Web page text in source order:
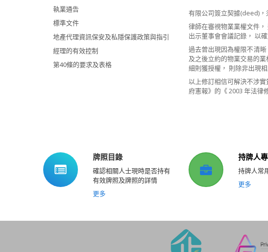
執業通告
標準文件
地產代理資訊保安及私隱保護政策與指引
經理的有效控制
第40條的要求及表格
有限公司簽立契據(deed)
律師在審視物業業權文件
出示董事會會議記錄， 以
過去曾出現因為權限不清
及之後立約的物業交易的
細則獲授權， 則除非出現
以上修訂相信可解決不涉
府憲報》的《 2003 年法律
牌照目錄
確認相關人士現時是否持有
有效牌照及牌照的詳情
更多
持牌人
持牌人常
更多